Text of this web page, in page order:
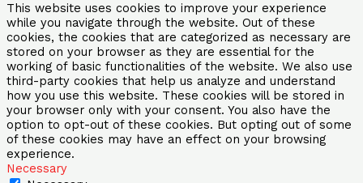
This website uses cookies to improve your experience
while you navigate through the website. Out of these
cookies, the cookies that are categorized as necessary are
stored on your browser as they are essential for the
working of basic functionalities of the website. We also use
third-party cookies that help us analyze and understand
how you use this website. These cookies will be stored in
your browser only with your consent. You also have the
option to opt-out of these cookies. But opting out of some
of these cookies may have an effect on your browsing
experience.
Necessary